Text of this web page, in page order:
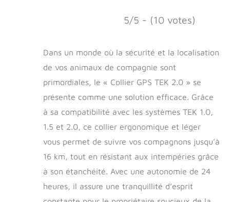
5/5 - (10 votes)
Dans un monde où la sécurité et la localisation
de vos animaux de compagnie sont
primordiales, le « Collier GPS TEK 2.0 » se
présente comme une solution efficace. Grâce
à sa compatibilité avec les systèmes TEK 1.0,
1.5 et 2.0, ce collier ergonomique et léger
vous permet de suivre vos compagnons jusqu’à
16 km, tout en résistant aux intempéries grâce
à son étanchéité. Avec une autonomie de 24
heures, il assure une tranquillité d’esprit